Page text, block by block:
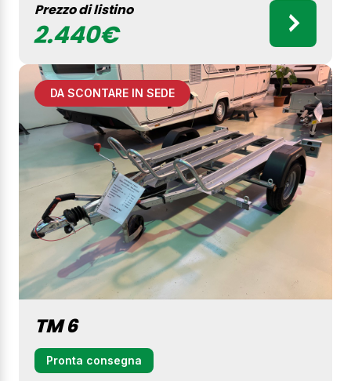
Prezzo di listino
2.440€
DA SCONTARE IN SEDE
TM 6
Pronta consegna